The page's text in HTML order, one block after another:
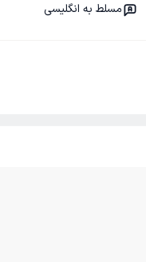
مسلط به انگلیسی